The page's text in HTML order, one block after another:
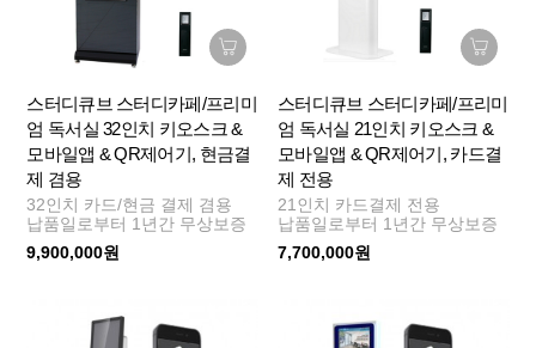
스터디큐브 스터디카페/프리미
엄 독서실 32인치 키오스크 &
모바일앱 & QR제어기, 현금결
제 겸용
32인치 카드/현금 결제 겸용
납품일로부터 1년간 무상보증
9,900,000원
스터디큐브 스터디카페/프리미
엄 독서실 21인치 키오스크 &
모바일앱 & QR제어기, 카드결
제 전용
21인치 카드결제 전용
납품일로부터 1년간 무상보증
7,700,000원